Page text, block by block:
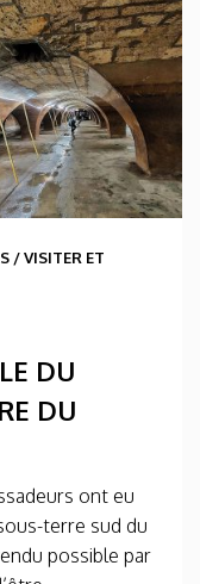
/VISITER ET
DU
DU
ont eu
terre sud du
possible par